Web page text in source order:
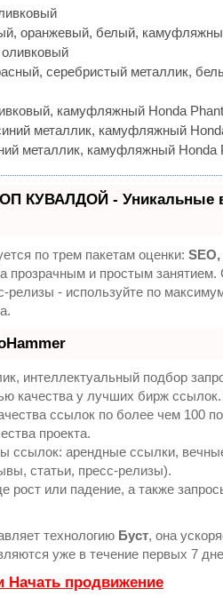
оранжевый, белый,
серебристый металлик,
камуфляжный Honda
металлик, камуфляжный
металлик, камуфляжный Honda
КУВАЛДОЙ - Уникальные
по трем пакетам оценки:
прозрачным и простым
релизы - используйте по
интеллектуальный подбор
качества у лучших бирж ссылок.
ссылок по более чем 100
проекта.
ссылок: арендные ссылки,
статьи, пресс-релизы).
рост или падение, а также
технологию Буст, она
уже в течение первых 7
Начать продвижение